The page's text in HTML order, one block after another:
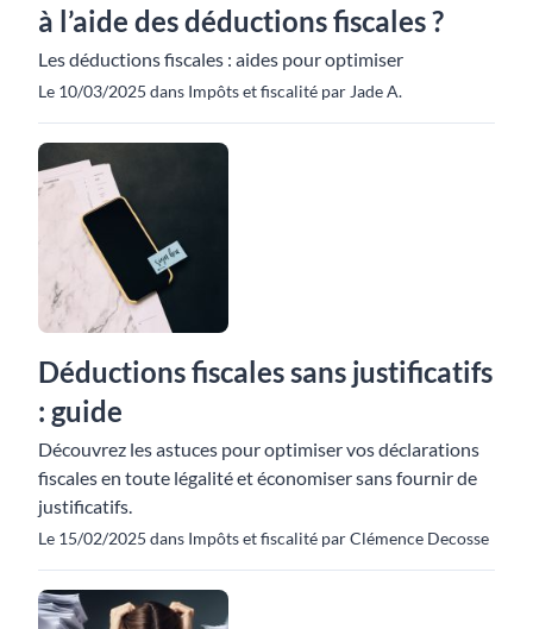
à l’aide des déductions fiscales ?
Les déductions fiscales : aides pour optimiser
Le 10/03/2025 dans Impôts et fiscalité par Jade A.
Déductions fiscales sans justificatifs
: guide
Découvrez les astuces pour optimiser vos déclarations
fiscales en toute légalité et économiser sans fournir de
justificatifs.
Le 15/02/2025 dans Impôts et fiscalité par Clémence Decosse